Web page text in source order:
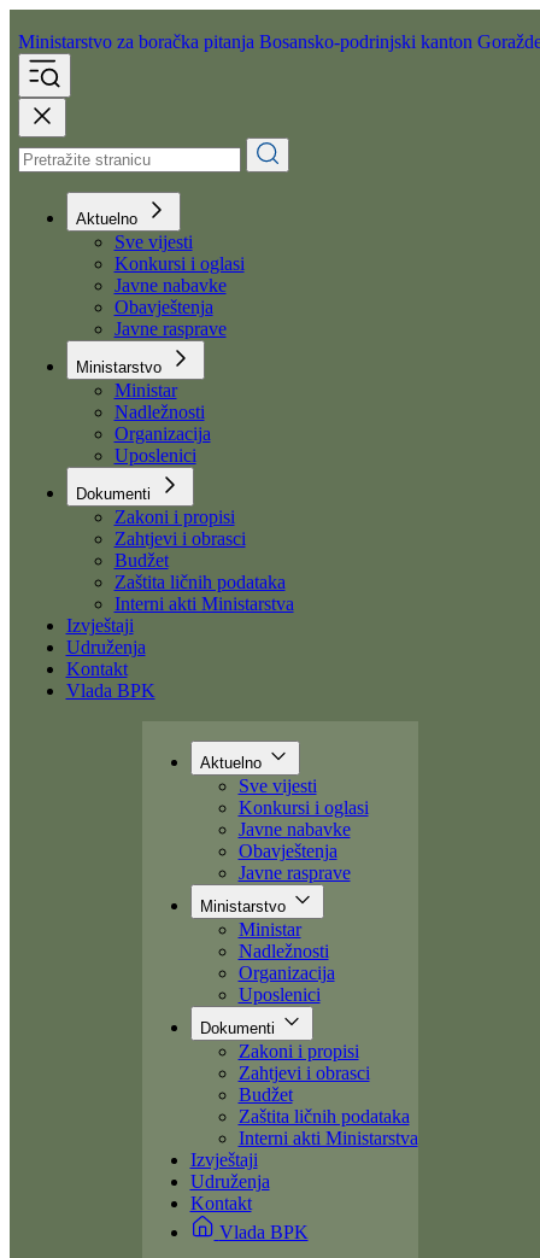
Ministarstvo za boračka pitanja
Aktuelno
Sve vijesti
Konkursi i oglasi
Javne nabavke
Obavještenja
Javne rasprave
Ministarstvo
Ministar
Nadležnosti
Organizacija
Uposlenici
Dokumenti
Zakoni i propisi
Zahtjevi i obrasci
Budžet
Zaštita ličnih podataka
Interni akti Ministarstva
Izvještaji
Aktuelno
Sve vijesti
Konkursi i oglasi
Javne nabavke
Obavještenja
Javne rasprave
Ministarstvo
Ministar
Nadležnosti
Organizacija
Uposlenici
Dokumenti
Zakoni i propisi
Zahtjevi i obrasci
Budžet
Zaštita ličnih podataka
Interni akti Ministarstva
Izvještaji
Udruženja